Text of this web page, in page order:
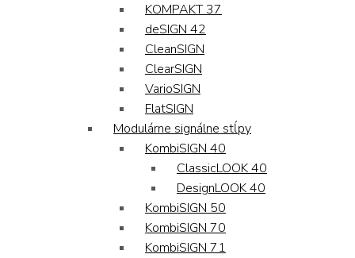
KOMPAKT 37
deSIGN 42
CleanSIGN
ClearSIGN
VarioSIGN
FlatSIGN
Modulárne signálne stĺpy
KombiSIGN 40
ClassicLOOK 40
DesignLOOK 40
KombiSIGN 50
KombiSIGN 70
KombiSIGN 71